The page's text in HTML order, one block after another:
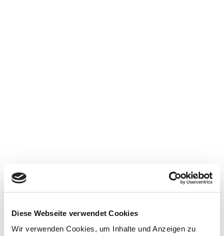
Diese Webseite verwendet Cookies
Wir verwenden Cookies, um Inhalte und Anzeigen zu